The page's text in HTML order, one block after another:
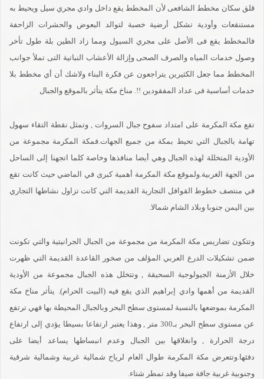
قلق سكان مخطط الشافعى لأن المخطط يقع داخل وادي مجري سيل ويحيط به
مستنقعات وأودية تشكل أرضية خصبة لتوالد البعوض والحشرات الزاحفة
فالمخطط يقع فى الأصل على مجري السيول ومما زاد الطين بلة طول تأخر
وصول خدمات المياه والصرف الصحى وإزالة الأعشاب النباتية التى تملأ جوانب
المخطط مما جعل الكثيرين يتراجعون عن فكرة البناء ولاشك أن أي مخطط بلا
خدمات أساسية فى عداد المفقودين !!. مناخ مكة يتأثر بالموقع والجبال
تقع مكة المكرمة على امتداد سفوح جبال السروات , وتمثل نقطة التقاء سهول
تهامة بالجبال التي تحيط بمكة من جميع الجهات.فمكة المكرمة مجموعة من
الأودية المتخللة لهذه الجبال وهي أيضا منافذها وخاصة كلما اتجهنا إلى الساحل
من الجهة الغربية.ولموقع مكة المكرمة أهمية كبرى في الماضي حيث كانت تقع
في منتصف خطوط القوافل التجارية القديمة التي كانت تزاول نشاطها التجاري
بين اليمن جنوبا وبلاد الشام شمالا.
وتتكون تضاريس مكة المكرمة من مجموعة من الجبال الجرانيتية والتي تكونت
ضمن تشكيلات الدرع العربي المؤلف من صخور القاعدة القديمة التي ظهرت
خلال الأزمنة الجيولوجية السحيقة , وتتخلل هذه الجبال مجموعة من الأودية
القديمة من أهمها وادي إبراهيم الذي يقع فيه (البيت الحرام). يتأثر مناخ مكة
المكرمة بموضعها بالنسبة لمستوى سطح البحر وبالجبال المحيطة بها فهي ترتفع
عن مستوى سطح البحر بـ300 متر , وهذا يعتبر ارتفاعا بسيطا يؤدي إلى ارتفاع
درجة الحرارة , وانغلاقها بين الجبال وعدم انبساطها يساعد أيضا على
دفئها.وتتعرض مكة المكرمة طوال العام لرياح شمالية غربية وشمالية شرقية
وجنوبية غربية جافة صيفا وقد تمطر شتاء.